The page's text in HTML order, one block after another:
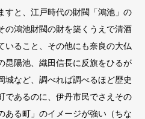
すと、江戸時代の財閥「鴻池」の
の鴻池財閥の財を築くうえで清酒
いること、その他にも奈良の大仏
昆陽池、織田信長に反旗をひるが
城など、調べれば調べるほど歴史
であるのに、伊丹市民でさえその
ある町」のイメージが強い（ちな